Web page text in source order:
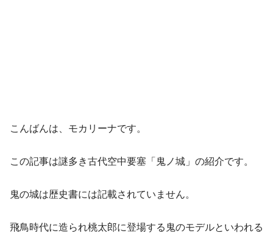
こんばんは、モカリーナです。
この記事は謎多き古代空中要塞「鬼ノ城」の紹介です。
鬼の城は歴史書には記載されていません。
飛鳥時代に造られ桃太郎に登場する鬼のモデルといわれる